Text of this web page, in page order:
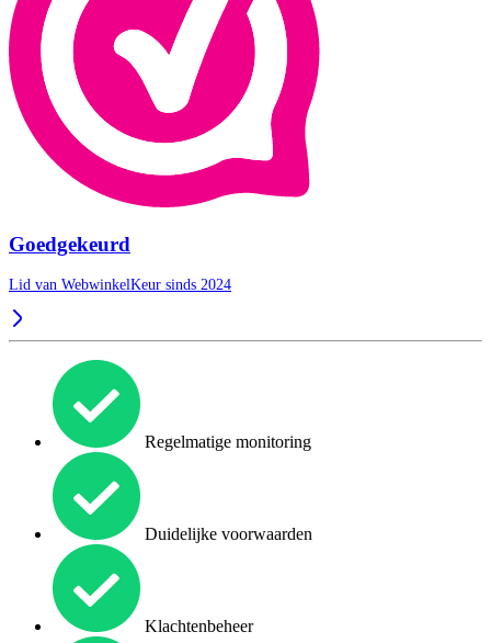
Goedgekeurd
Lid van WebwinkelKeur sinds 2024
Regelmatige monitoring
Duidelijke voorwaarden
Klachtenbeheer